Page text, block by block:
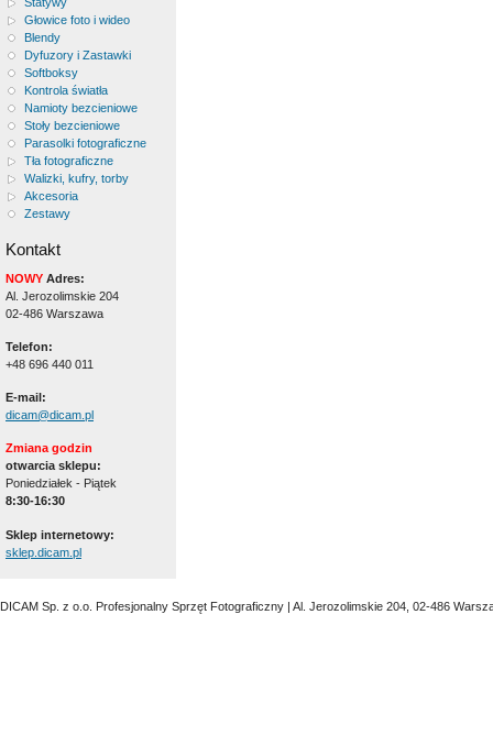
Głowice foto i wideo
Blendy
Dyfuzory i Zastawki
Softboksy
Kontrola światła
Namioty bezcieniowe
Stoły bezcieniowe
Parasolki fotograficzne
Tła fotograficzne
Walizki, kufry, torby
Akcesoria
Zestawy
Kontakt
NOWY Adres:
Al. Jerozolimskie 204
02-486 Warszawa
Telefon:
+48 696 440 011
E-mail:
dicam@dicam.pl
Zmiana godzin
otwarcia sklepu:
Poniedziałek - Piątek
8:30-16:30
Sklep internetowy:
sklep.dicam.pl
DICAM Sp. z o.o. Profesjonalny Sprzęt Fotograficzny | Al. Jerozolimskie 204, 02-486